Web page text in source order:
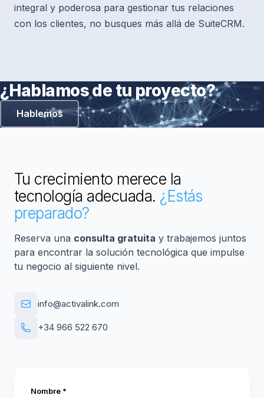
integral y poderosa para gestionar tus relaciones
con los clientes, no busques más allá de SuiteCRM.
¿Hablamos de tu proyecto?
Hablemos
Tu crecimiento merece la
tecnología adecuada. ¿Estás
preparado?
Reserva una consulta gratuita y trabajemos juntos
para encontrar la solución tecnológica que impulse
tu negocio al siguiente nivel.
info@activalink.com
+34 966 522 670
Nombre *